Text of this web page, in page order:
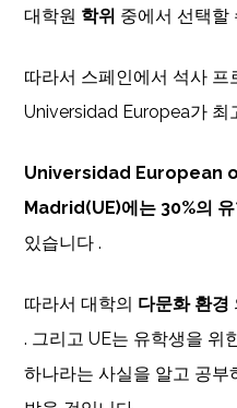
대학원 학위 중에서 선택할
따라서 스페인에서 석사 프
Universidad Europea가 최
Universidad European
Madrid(UE)에는 30%의 유
있습니다 .
따라서 대학의 다문화 환경
. 그리고 UE는 유학생을 위
하나라는 사실을 알고 공